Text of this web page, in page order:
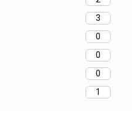
3
0
0
0
1